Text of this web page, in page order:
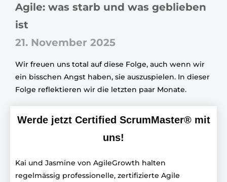
Agile: was starb und was geblieben
ist
21. November 2025
Wir freuen uns total auf diese Folge, auch wenn wir
ein bisschen Angst haben, sie auszuspielen. In dieser
Folge reflektieren wir die letzten paar Monate.
Werde jetzt Certified ScrumMaster® mit
uns!
Kai und Jasmine von AgileGrowth halten
regelmässig professionelle, zertifizierte Agile